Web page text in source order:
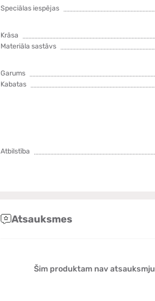
Speciālas iespējas
Krāsa
Materiāla sastāvs
Garums
Kabatas
Atbilstība
Atsauksmes
Šim produktam nav